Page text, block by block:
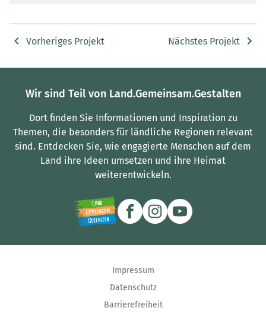
Vorheriges Projekt Nächstes Projekt
Wir sind Teil von Land.Gemeinsam.Gestalten
Dort finden Sie Informationen und Inspiration zu
Themen, die besonders für ländliche Regionen relevant
sind. Entdecken Sie, wie engagierte Menschen auf dem
Land ihre Ideen umsetzen und ihre Heimat
weiterentwickeln.
Impressum
Datenschutz
Barrierefreiheit